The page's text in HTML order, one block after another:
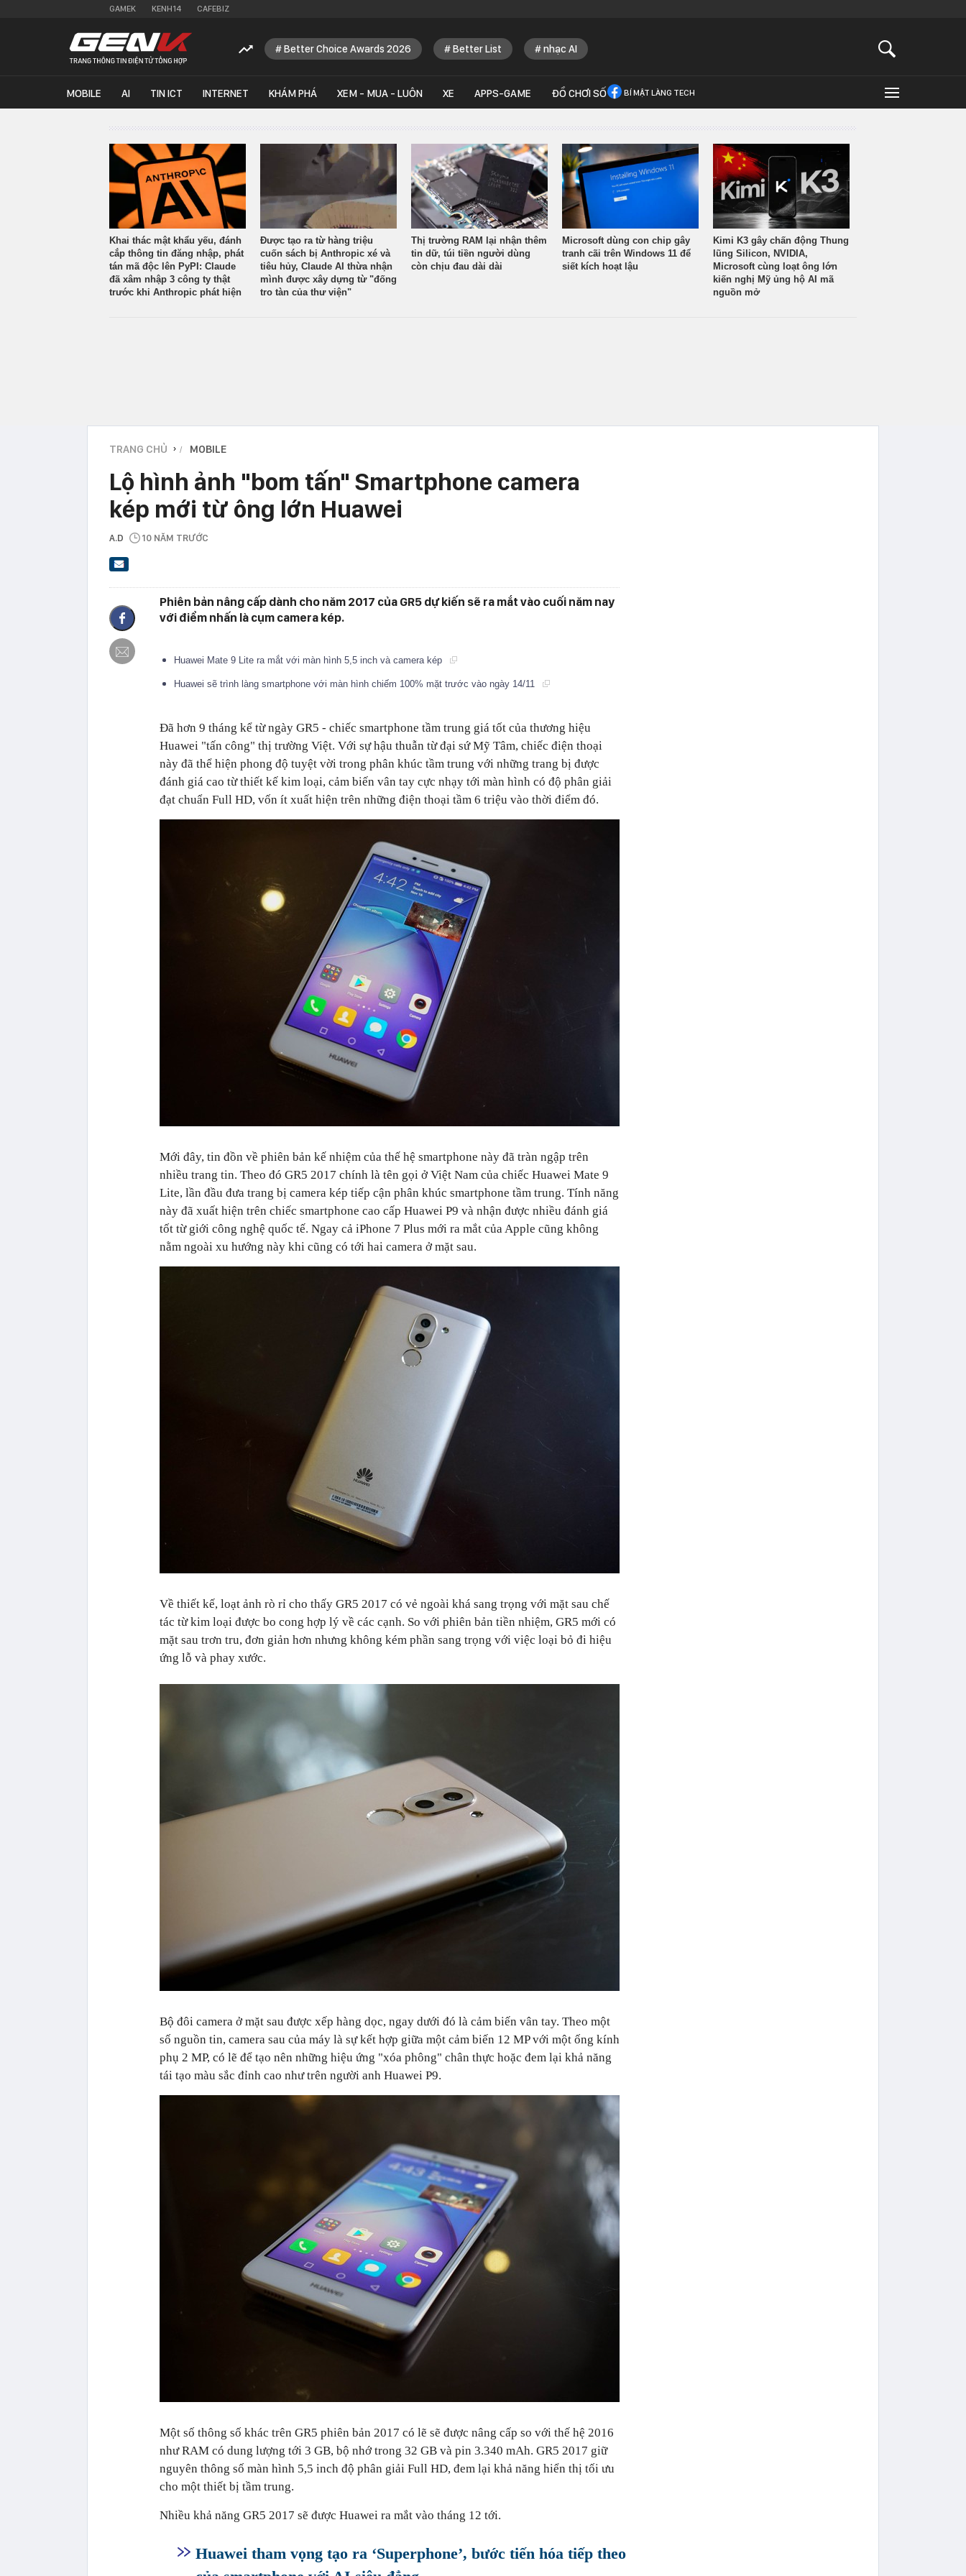
GAMEK KENH14 CAFEBIZ
Better Choice Awards 2026 Better List nhạc AI
MOBILE AI TIN ICT INTERNET KHÁM PHÁ XEM - MUA - LUÔN XE APPS-GAME ĐỒ CHƠI SỐ BÍ MẬT LÀNG TECH
Khai thác mật khẩu yếu, đánh
cắp thông tin đăng nhập, phát
tán mã độc lên PyPI: Claude
đã xâm nhập 3 công ty thật
trước khi Anthropic phát hiện
Được tạo ra từ hàng triệu
cuốn sách bị Anthropic xé và
tiêu hủy, Claude AI thừa nhận
mình được xây dựng từ "đống
tro tàn của thư viện"
Thị trường RAM lại nhận thêm
tin dữ, túi tiền người dùng
còn chịu đau dài dài
Microsoft dùng con chip gây
tranh cãi trên Windows 11 để
siết kích hoạt lậu
Kimi K3 gây chấn động Thung
lũng Silicon, NVIDIA,
Microsoft cùng loạt ông lớn
kiến nghị Mỹ ủng hộ AI mã
nguồn mở
TRANG CHỦ › MOBILE
Lộ hình ảnh "bom tấn" Smartphone camera
kép mới từ ông lớn Huawei
A.D 10 NĂM TRƯỚC
Phiên bản nâng cấp dành cho năm 2017 của GR5 dự kiến sẽ ra mắt vào cuối năm nay
với điểm nhấn là cụm camera kép.
Huawei Mate 9 Lite ra mắt với màn hình 5,5 inch và camera kép
Huawei sẽ trình làng smartphone với màn hình chiếm 100% mặt trước vào ngày 14/11
Đã hơn 9 tháng kể từ ngày GR5 - chiếc smartphone tầm trung giá tốt của thương hiệu
Huawei "tấn công" thị trường Việt. Với sự hậu thuẫn từ đại sứ Mỹ Tâm, chiếc điện thoại
này đã thể hiện phong độ tuyệt vời trong phân khúc tầm trung với những trang bị được
đánh giá cao từ thiết kế kim loại, cảm biến vân tay cực nhạy tới màn hình có độ phân giải
đạt chuẩn Full HD, vốn ít xuất hiện trên những điện thoại tầm 6 triệu vào thời điểm đó.
Mới đây, tin đồn về phiên bản kế nhiệm của thế hệ smartphone này đã tràn ngập trên
nhiều trang tin. Theo đó GR5 2017 chính là tên gọi ở Việt Nam của chiếc Huawei Mate 9
Lite, lần đầu đưa trang bị camera kép tiếp cận phân khúc smartphone tầm trung. Tính năng
này đã xuất hiện trên chiếc smartphone cao cấp Huawei P9 và nhận được nhiều đánh giá
tốt từ giới công nghệ quốc tế. Ngay cả iPhone 7 Plus mới ra mắt của Apple cũng không
nằm ngoài xu hướng này khi cũng có tới hai camera ở mặt sau.
Về thiết kế, loạt ảnh rò rỉ cho thấy GR5 2017 có vẻ ngoài khá sang trọng với mặt sau chế
tác từ kim loại được bo cong hợp lý về các cạnh. So với phiên bản tiền nhiệm, GR5 mới có
mặt sau trơn tru, đơn giản hơn nhưng không kém phần sang trọng với việc loại bỏ đi hiệu
ứng lỗ và phay xước.
Bộ đôi camera ở mặt sau được xếp hàng dọc, ngay dưới đó là cảm biến vân tay. Theo một
số nguồn tin, camera sau của máy là sự kết hợp giữa một cảm biến 12 MP với một ống kính
phụ 2 MP, có lẽ để tạo nên những hiệu ứng "xóa phông" chân thực hoặc đem lại khả năng
tái tạo màu sắc đỉnh cao như trên người anh Huawei P9.
Một số thông số khác trên GR5 phiên bản 2017 có lẽ sẽ được nâng cấp so với thế hệ 2016
như RAM có dung lượng tới 3 GB, bộ nhớ trong 32 GB và pin 3.340 mAh. GR5 2017 giữ
nguyên thông số màn hình 5,5 inch độ phân giải Full HD, đem lại khả năng hiển thị tối ưu
cho một thiết bị tầm trung.
Nhiều khả năng GR5 2017 sẽ được Huawei ra mắt vào tháng 12 tới.
Huawei tham vọng tạo ra ‘Superphone’, bước tiến hóa tiếp theo